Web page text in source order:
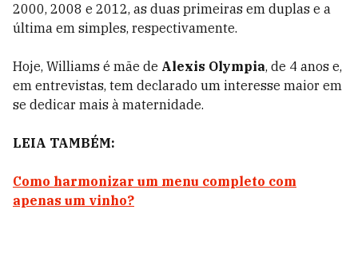
2000, 2008 e 2012, as duas primeiras em duplas e a
última em simples, respectivamente.
Hoje, Williams é mãe de Alexis Olympia, de 4 anos e,
em entrevistas, tem declarado um interesse maior em
se dedicar mais à maternidade.
LEIA TAMBÉM:
Como harmonizar um menu completo com
apenas um vinho?